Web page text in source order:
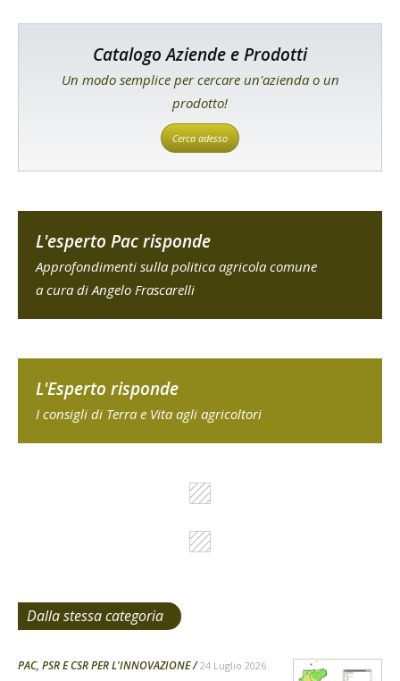
Catalogo Aziende e Prodotti
Un modo semplice per cercare un'azienda o un
prodotto!
Cerca adesso
L'esperto Pac risponde
Approfondimenti sulla politica agricola comune
a cura di Angelo Frascarelli
L'Esperto risponde
I consigli di Terra e Vita agli agricoltori
Dalla stessa categoria
PAC, PSR E CSR PER L'INNOVAZIONE 24 Luglio 2026